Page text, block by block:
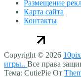
Размещение
Карта сайта
Контакты
Copyright © 2026
игры.. Все права
Тема: CutiePie От